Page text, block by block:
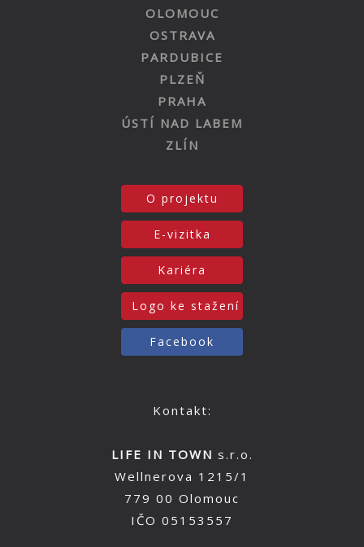
OLOMOUC
OSTRAVA
PARDUBICE
PLZEŇ
PRAHA
ÚSTÍ NAD LABEM
ZLÍN
O projektu
E-vizitka
Kariéra
Logo ke stažení
Facebook
Kontakt:
LIFE IN TOWN s.r.o.
Wellnerova 1215/1
779 00 Olomouc
IČO 05153557